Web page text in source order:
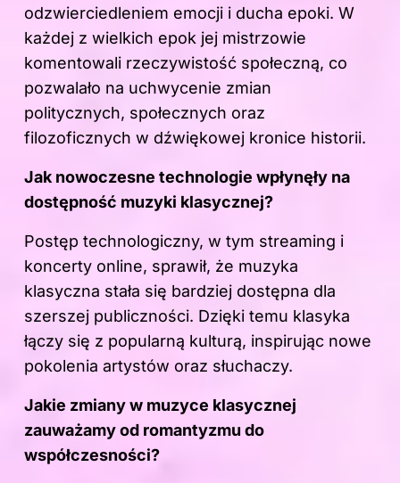
odzwierciedleniem emocji i ducha epoki. W
każdej z wielkich epok jej mistrzowie
komentowali rzeczywistość społeczną, co
pozwalało na uchwycenie zmian
politycznych, społecznych oraz
filozoficznych w dźwiękowej kronice historii.
Jak nowoczesne technologie wpłynęły na
dostępność muzyki klasycznej?
Postęp technologiczny, w tym streaming i
koncerty online, sprawił, że muzyka
klasyczna stała się bardziej dostępna dla
szerszej publiczności. Dzięki temu klasyka
łączy się z popularną kulturą, inspirując nowe
pokolenia artystów oraz słuchaczy.
Jakie zmiany w muzyce klasycznej
zauważamy od romantyzmu do
współczesności?